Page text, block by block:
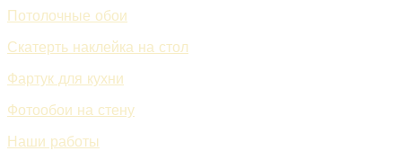
Потолочные обои
Скатерть наклейка на стол
Фартук для кухни
Фотообои на стену
Наши работы